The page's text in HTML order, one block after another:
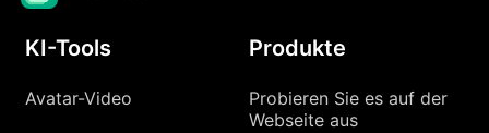
KI-Tools
Avatar-Video
Produkte
Probieren Sie es auf der
Webseite aus